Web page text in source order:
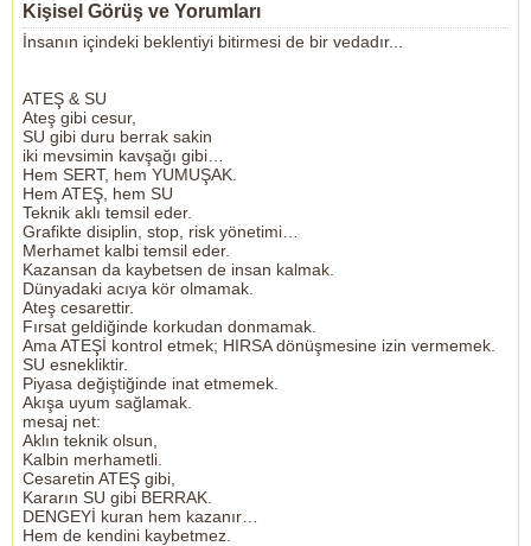
Kişisel Görüş ve Yorumları
İnsanın içindeki beklentiyi bitirmesi de bir vedadır...
ATEŞ & SU
Ateş gibi cesur,
SU gibi duru berrak sakin
iki mevsimin kavşağı gibi…
Hem SERT, hem YUMUŞAK.
Hem ATEŞ, hem SU
Teknik aklı temsil eder.
Grafikte disiplin, stop, risk yönetimi…
Merhamet kalbi temsil eder.
Kazansan da kaybetsen de insan kalmak.
Dünyadaki acıya kör olmamak.
Ateş cesarettir.
Fırsat geldiğinde korkudan donmamak.
Ama ATEŞİ kontrol etmek; HIRSA dönüşmesine izin vermemek.
SU esnekliktir.
Piyasa değiştiğinde inat etmemek.
Akışa uyum sağlamak.
mesaj net:
Aklın teknik olsun,
Kalbin merhametli.
Cesaretin ATEŞ gibi,
Kararın SU gibi BERRAK.
DENGEYİ kuran hem kazanır…
Hem de kendini kaybetmez.